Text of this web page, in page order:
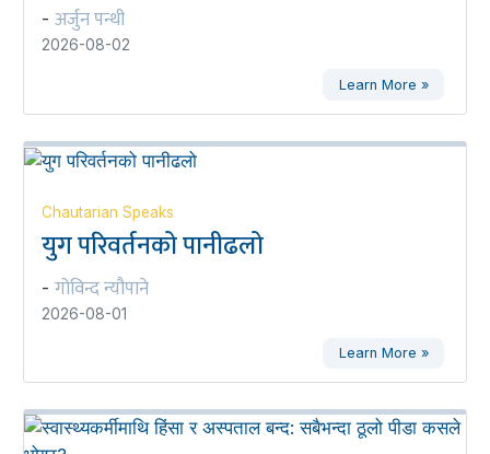
- अर्जुन पन्थी
2026-08-02
Learn More »
Chautarian Speaks
युग परिवर्तनको पानीढलो
- गोविन्द न्यौपाने
2026-08-01
Learn More »